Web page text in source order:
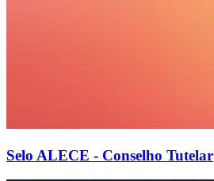
Selo ALECE - Conselho Tutelar